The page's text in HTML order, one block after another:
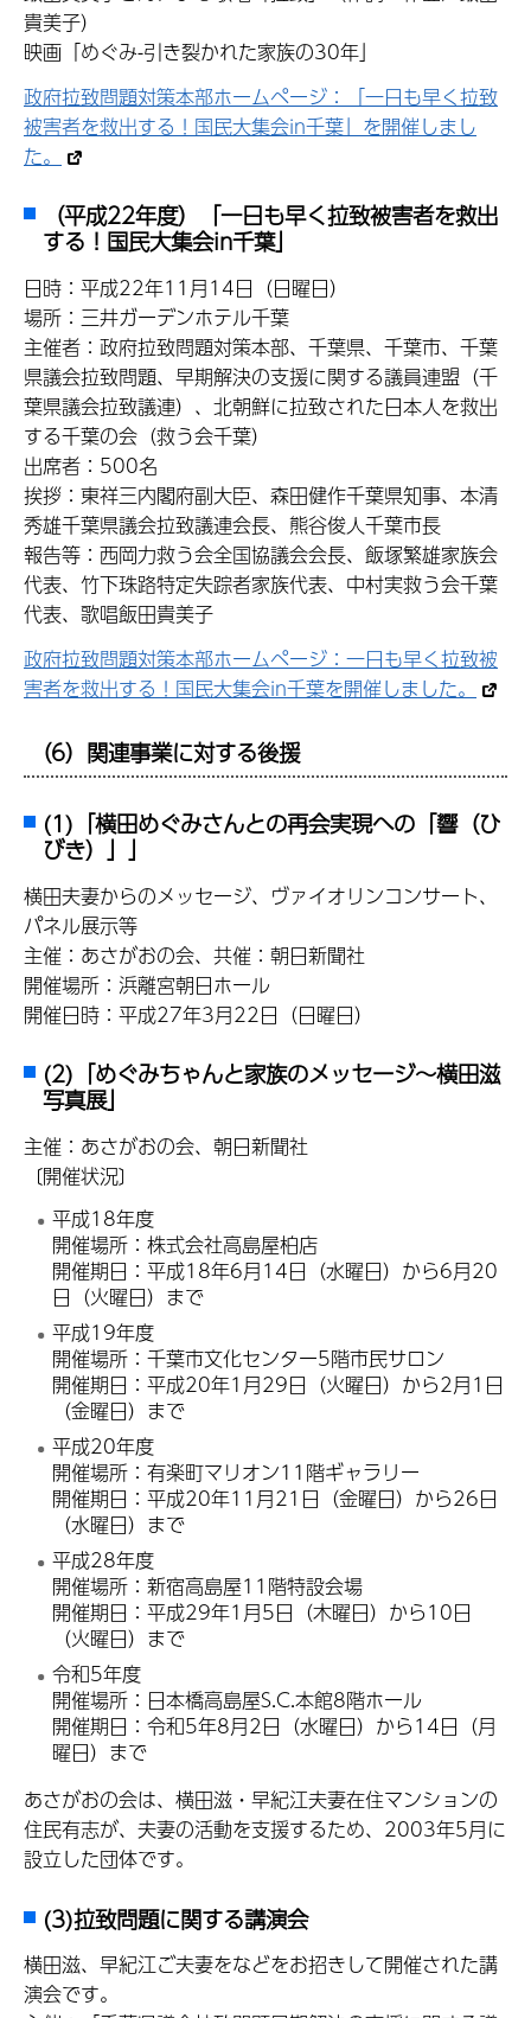
貴美子）
映画「めぐみ-引き裂かれた家族の30年」
政府拉致問題対策本部ホームページ：「一日も早く拉致
被害者を救出する！国民大集会in千葉」を開催しまし
た。
（平成22年度）「一日も早く拉致被害者を救出
する！国民大集会in千葉」
日時：平成22年11月14日（日曜日）
場所：三井ガーデンホテル千葉
主催者：政府拉致問題対策本部、千葉県、千葉市、千葉
県議会拉致問題、早期解決の支援に関する議員連盟（千
葉県議会拉致議連）、北朝鮮に拉致された日本人を救出
する千葉の会（救う会千葉）
出席者：500名
挨拶：東祥三内閣府副大臣、森田健作千葉県知事、本清
秀雄千葉県議会拉致議連会長、熊谷俊人千葉市長
報告等：西岡力救う会全国協議会会長、飯塚繁雄家族会
代表、竹下珠路特定失踪者家族代表、中村実救う会千葉
代表、歌唱飯田貴美子
政府拉致問題対策本部ホームページ：一日も早く拉致被
害者を救出する！国民大集会in千葉を開催しました。
（6）関連事業に対する後援
(1)「横田めぐみさんとの再会実現への「響（ひ
びき）」」
横田夫妻からのメッセージ、ヴァイオリンコンサート、
パネル展示等
主催：あさがおの会、共催：朝日新聞社
開催場所：浜離宮朝日ホール
開催日時：平成27年3月22日（日曜日）
(2)「めぐみちゃんと家族のメッセージ～横田滋
写真展」
主催：あさがおの会、朝日新聞社
〔開催状況〕
平成18年度
開催場所：株式会社高島屋柏店
開催期日：平成18年6月14日（水曜日）から6月20
日（火曜日）まで
平成19年度
開催場所：千葉市文化センター5階市民サロン
開催期日：平成20年1月29日（火曜日）から2月1日
（金曜日）まで
平成20年度
開催場所：有楽町マリオン11階ギャラリー
開催期日：平成20年11月21日（金曜日）から26日
（水曜日）まで
平成28年度
開催場所：新宿高島屋11階特設会場
開催期日：平成29年1月5日（木曜日）から10日
（火曜日）まで
令和5年度
開催場所：日本橋高島屋S.C.本館8階ホール
開催期日：令和5年8月2日（水曜日）から14日（月
曜日）まで
あさがおの会は、横田滋・早紀江夫妻在住マンションの
住民有志が、夫妻の活動を支援するため、2003年5月に
設立した団体です。
(3)拉致問題に関する講演会
横田滋、早紀江ご夫妻をなどをお招きして開催された講
演会です。